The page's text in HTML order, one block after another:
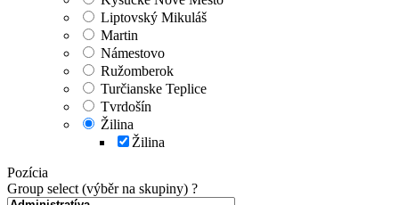
Liptovský Mikuláš
Martin
Námestovo
Ružomberok
Turčianske Teplice
Tvrdošín
Žilina
Žilina
Pozícia
Group select (výběr na skupiny) ?